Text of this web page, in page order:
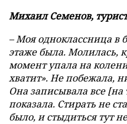
Михаил Семенов,
– Моя одноклассница в
этаже была. Молилась,
момент упала на
хватит». Не побежала,
Она записывала все
показала. Стирать не
было, и стыдиться тут